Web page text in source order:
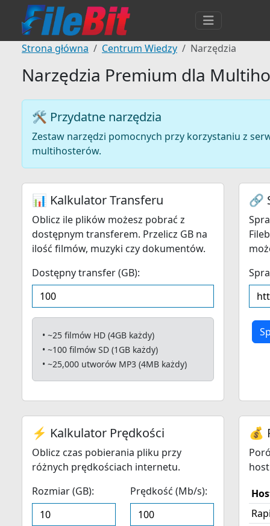
Strona główna Centrum Wiedzy Narzędzia
Narzędzia Premium dla
🛠️ Przydatne narzędzia
Zestaw narzędzi pomocnych przy korzystaniu z
multihosterów.
📊 Kalkulator Transferu
Oblicz ile plików możesz pobrać z
dostępnym transferem. Przelicz GB na
ilość filmów, muzyki czy dokumentów.
Dostępny transfer (GB):
• ~25 filmów HD (4GB każdy)
• ~100 filmów SD (1GB każdy)
• ~25,000 utworów MP3 (4MB każdy)
🔗
⚡ Kalkulator Prędkości
Oblicz czas pobierania pliku przy
różnych prędkościach internetu.
Rozmiar (GB):
Prędkość (Mb/s):
💰